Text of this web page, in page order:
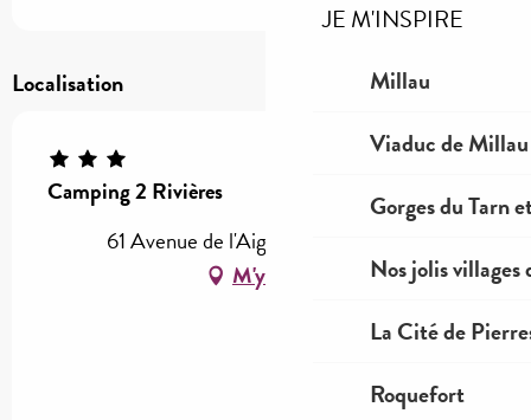
JE M'INSPIRE
Millau
Viaduc de Millau
Gorges du Tarn
Nos jolis villages
La Cité de
Roquefort
Localisation
Camping 2 Rivières
61 Avenue de l'Aigoual, 12100 Millau
M'y rendre